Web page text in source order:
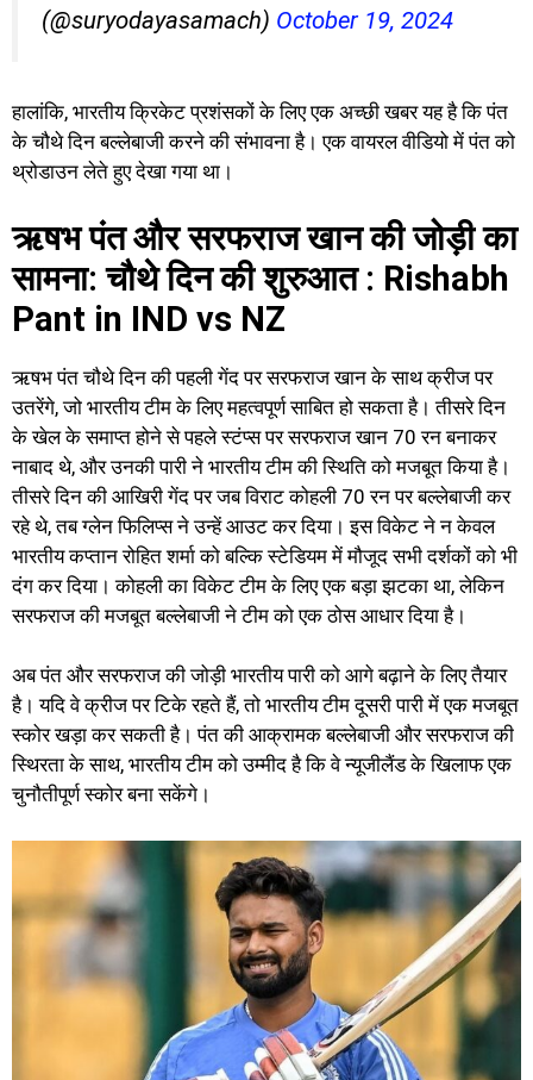
(@suryodayasamach) October 19, 2024
हालांकि, भारतीय क्रिकेट प्रशंसकों के लिए एक अच्छी खबर यह है कि पंत
के चौथे दिन बल्लेबाजी करने की संभावना है। एक वायरल वीडियो में पंत को
थ्रोडाउन लेते हुए देखा गया था।
ऋषभ पंत और सरफराज खान की जोड़ी का
सामना: चौथे दिन की शुरुआत : Rishabh
Pant in IND vs NZ
ऋषभ पंत चौथे दिन की पहली गेंद पर सरफराज खान के साथ क्रीज पर
उतरेंगे, जो भारतीय टीम के लिए महत्वपूर्ण साबित हो सकता है। तीसरे दिन
के खेल के समाप्त होने से पहले स्टंप्स पर सरफराज खान 70 रन बनाकर
नाबाद थे, और उनकी पारी ने भारतीय टीम की स्थिति को मजबूत किया है।
तीसरे दिन की आखिरी गेंद पर जब विराट कोहली 70 रन पर बल्लेबाजी कर
रहे थे, तब ग्लेन फिलिप्स ने उन्हें आउट कर दिया। इस विकेट ने न केवल
भारतीय कप्तान रोहित शर्मा को बल्कि स्टेडियम में मौजूद सभी दर्शकों को भी
दंग कर दिया। कोहली का विकेट टीम के लिए एक बड़ा झटका था, लेकिन
सरफराज की मजबूत बल्लेबाजी ने टीम को एक ठोस आधार दिया है।
अब पंत और सरफराज की जोड़ी भारतीय पारी को आगे बढ़ाने के लिए तैयार
है। यदि वे क्रीज पर टिके रहते हैं, तो भारतीय टीम दूसरी पारी में एक मजबूत
स्कोर खड़ा कर सकती है। पंत की आक्रामक बल्लेबाजी और सरफराज की
स्थिरता के साथ, भारतीय टीम को उम्मीद है कि वे न्यूजीलैंड के खिलाफ एक
चुनौतीपूर्ण स्कोर बना सकेंगे।